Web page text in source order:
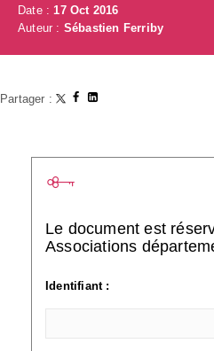
Date : 17 Oct 2016
Auteur : Sébastien Ferriby
Partager :
Le document est
Associations
Identifiant :